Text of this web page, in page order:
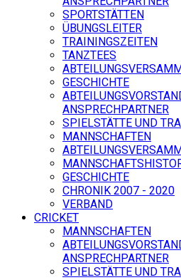
SPORTSTÄTTEN
ÜBUNGSLEITER
TRAININGSZEITEN
TANZTEES
GESCHICHTE
ANSPRECHPARTNER
SPIELSTÄTTE UND
MANNSCHAFTEN
GESCHICHTE
CHRONIK 2007 - 2020
VERBAND
CRICKET
MANNSCHAFTEN
ANSPRECHPARTNER
SPIELSTÄTTE UND